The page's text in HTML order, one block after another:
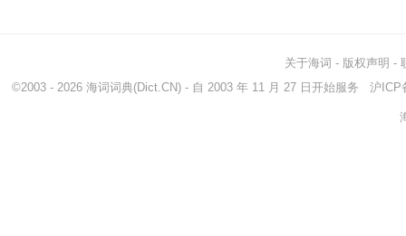
关于海词 - 版权声明 -
©2003 - 2026 海词词典(Dict.CN) - 自 2003 年 11 月 27 日开始服务 沪ICP